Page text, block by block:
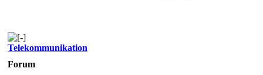
Telekommunikation
Forum